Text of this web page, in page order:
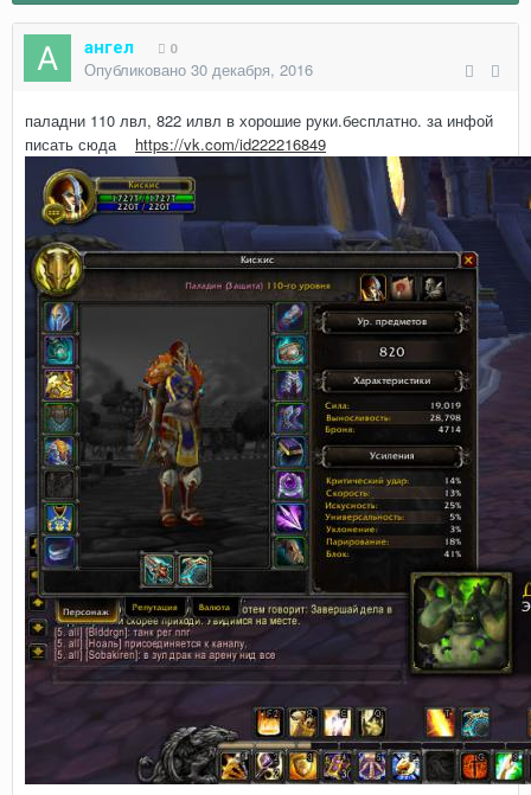
ангел 0
Опубликовано 30 декабря, 2016
паладни 110 лвл, 822 илвл в хорошие руки.бесплатно. за инфой
писать сюда https://vk.com/id222216849